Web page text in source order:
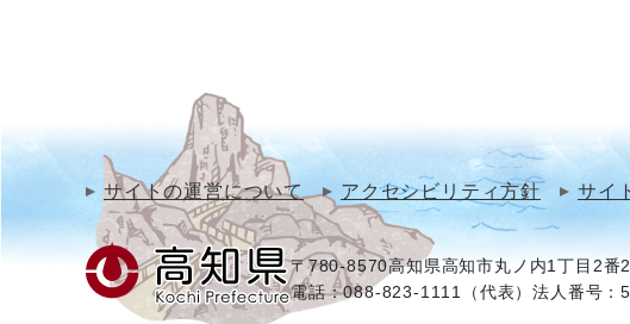
サイトの運営について アクセシビリティ方針 サイ
〒780-8570高知県高知市丸ノ内1丁目2番
電話：088-823-1111（代表）法人番号：